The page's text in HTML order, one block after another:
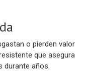
o pierden valor
que asegura
durante años.